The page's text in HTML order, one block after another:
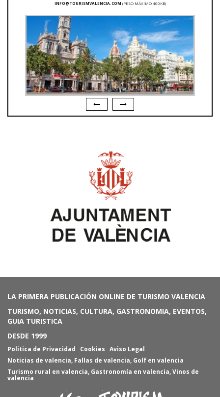
INFO@TOURISMVALENCIA.COM (PESO MÁXIMO 400KB)
LA PRIMERA PUBLICACIÓN ONLINE DE TURISMO VALENCIA
TURISMO, NOTICIAS, CULTURA, GASTRONOMIA, EVENTOS,
GUIA TURISTICA
DESDE 1999
Politica de Privacidad Cookies Aviso Legal
Noticias de valencia, Fallas de valencia, Golf en valencia
Turismo rural en valencia, Gastronomía en valencia,Vinos de
valencia